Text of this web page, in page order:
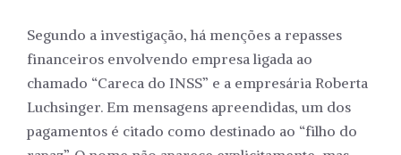
Segundo a investigação, há menções a repasses
financeiros envolvendo empresa ligada ao
chamado “Careca do INSS” e a empresária Roberta
Luchsinger. Em mensagens apreendidas, um dos
pagamentos é citado como destinado ao “filho do